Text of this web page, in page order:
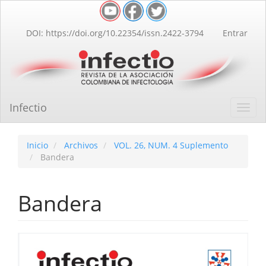
Contenido
principal
lateral
DOI: https://doi.org/10.22354/issn.2422-3794 Entrar
Infectio
Inicio Archivos
VOL. 26, NUM. 4 Suplemento
Bandera
Bandera